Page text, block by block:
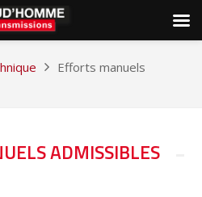
Efforts manuels
ADMISSIBLES